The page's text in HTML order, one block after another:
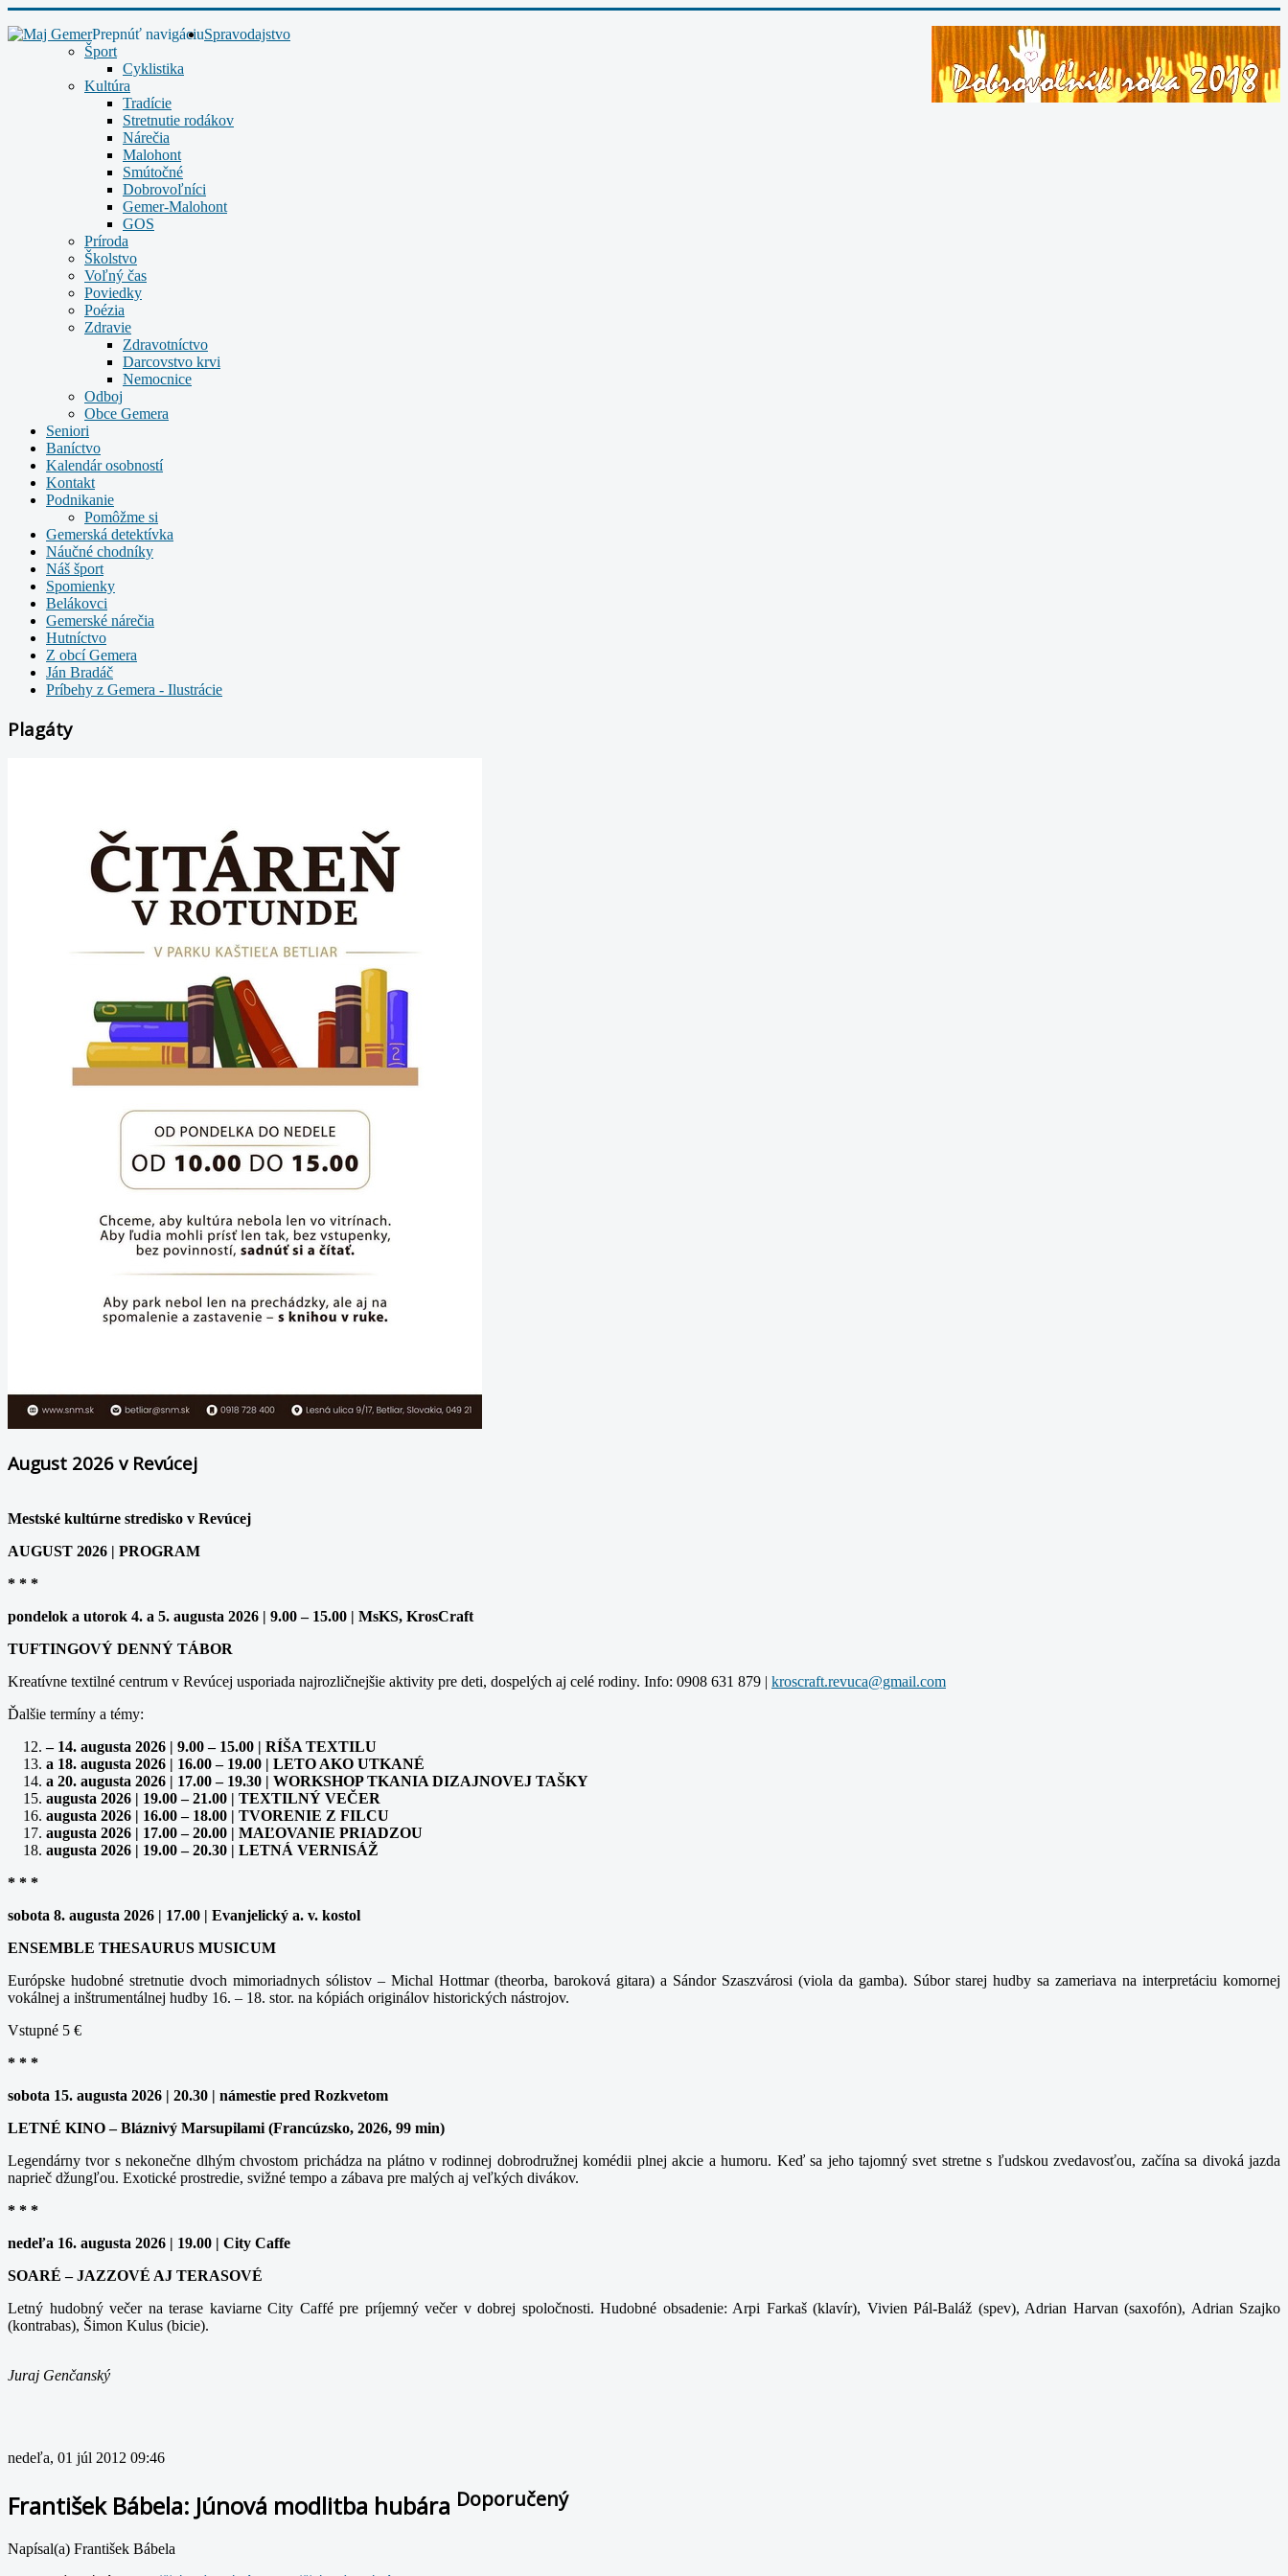
Prepnúť navigáciuSpravodajstvo
Šport
Cyklistika
Kultúra
Tradície
Stretnutie rodákov
Nárečia
Malohont
Smútočné
Dobrovoľníci
Gemer-Malohont
GOS
Príroda
Školstvo
Voľný čas
Poviedky
Poézia
Zdravie
Zdravotníctvo
Darcovstvo krvi
Nemocnice
Odboj
Obce Gemera
Seniori
Baníctvo
Kalendár osobností
Kontakt
Podnikanie
Pomôžme si
Gemerská detektívka
Náučné chodníky
Náš šport
Spomienky
Belákovci
Gemerské nárečia
Hutníctvo
Z obcí Gemera
Ján Bradáč
Príbehy z Gemera - Ilustrácie
Plagáty
August 2026 v Revúcej
Mestské kultúrne stredisko v Revúcej
AUGUST 2026 | PROGRAM
* * *
pondelok a utorok 4. a 5. augusta 2026 | 9.00 – 15.00 | MsKS, KrosCraft
TUFTINGOVÝ DENNÝ TÁBOR
Kreatívne textilné centrum v Revúcej usporiada najrozličnejšie aktivity pre deti, dospelých aj celé rodiny. Info: 0908 631 879 |
Ďalšie termíny a témy:
– 14. augusta 2026 | 9.00 – 15.00 | RÍŠA TEXTILU
a 18. augusta 2026 | 16.00 – 19.00 | LETO AKO UTKANÉ
a 20. augusta 2026 | 17.00 – 19.30 | WORKSHOP TKANIA DIZAJNOVEJ TAŠKY
augusta 2026 | 19.00 – 21.00 | TEXTILNÝ VEČER
augusta 2026 | 16.00 – 18.00 | TVORENIE Z FILCU
augusta 2026 | 17.00 – 20.00 | MAĽOVANIE PRIADZOU
augusta 2026 | 19.00 – 20.30 | LETNÁ VERNISÁŽ
* * *
sobota 8. augusta 2026 | 17.00 | Evanjelický a. v. kostol
ENSEMBLE THESAURUS MUSICUM
Európske hudobné stretnutie dvoch mimoriadnych sólistov – Michal Hottmar (theorba, baroková gitara) a Sándor Szaszvárosi (viola da gamba). Súbor starej hudby sa zameriava na interpretáciu komornej
vokálnej a inštrumentálnej hudby 16. – 18. stor. na kópiách originálov historických nástrojov.
Vstupné 5 €
* * *
sobota 15. augusta 2026 | 20.30 | námestie pred Rozkvetom
LETNÉ KINO – Bláznivý Marsupilami (Francúzsko, 2026, 99 min)
Legendárny tvor s nekonečne dlhým chvostom prichádza na plátno v rodinnej dobrodružnej komédii plnej akcie a humoru. Keď sa jeho tajomný svet stretne s ľudskou zvedavosťou, začína sa divoká jazda
naprieč džungľou. Exotické prostredie, svižné tempo a zábava pre malých aj veľkých divákov.
* * *
nedeľa 16. augusta 2026 | 19.00 | City Caffe
SOARÉ – JAZZOVÉ AJ TERASOVÉ
Letný hudobný večer na terase kaviarne City Caffé pre príjemný večer v dobrej spoločnosti. Hudobné obsadenie: Arpi Farkaš (klavír), Vivien Pál-Baláž (spev), Adrian Harvan (saxofón), Adrian Szajko
(kontrabas), Šimon Kulus (bicie).
Juraj Genčanský
nedeľa, 01 júl 2012 09:46
František Bábela: Júnová modlitba hubára Doporučený
Napísal(a) František Bábela